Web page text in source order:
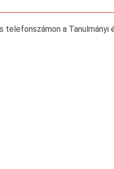
telefonszámon a